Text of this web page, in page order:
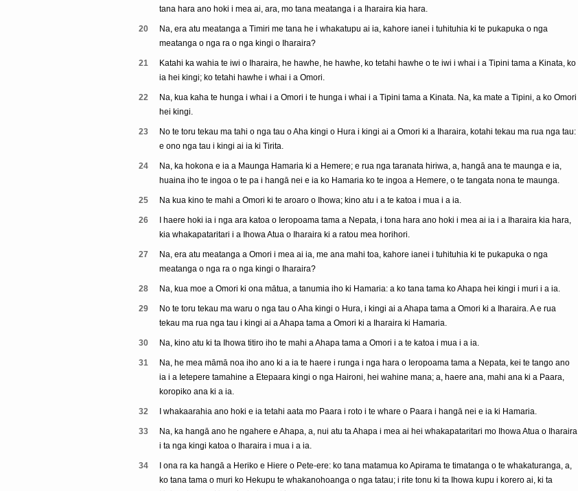
tana hara ano hoki i mea ai, ara, mo tana meatanga i a Iharaira kia hara.
20
Na, era atu meatanga a Timiri me tana he i whakatupu ai ia, kahore ianei i tuhituhia ki te pukapuka o nga
meatanga o nga ra o nga kingi o Iharaira?
21
Katahi ka wahia te iwi o Iharaira, he hawhe, he hawhe, ko tetahi hawhe o te iwi i whai i a Tipini tama a Kinata, ko
ia hei kingi; ko tetahi hawhe i whai i a Omori.
22
Na, kua kaha te hunga i whai i a Omori i te hunga i whai i a Tipini tama a Kinata. Na, ka mate a Tipini, a ko Omori
hei kingi.
23
No te toru tekau ma tahi o nga tau o Aha kingi o Hura i kingi ai a Omori ki a Iharaira, kotahi tekau ma rua nga tau:
e ono nga tau i kingi ai ia ki Tirita.
24
Na, ka hokona e ia a Maunga Hamaria ki a Hemere; e rua nga taranata hiriwa, a, hangā ana te maunga e ia,
huaina iho te ingoa o te pa i hangā nei e ia ko Hamaria ko te ingoa a Hemere, o te tangata nona te maunga.
25 Na kua kino te mahi a Omori ki te aroaro o Ihowa; kino atu i a te katoa i mua i a ia.
26
I haere hoki ia i nga ara katoa o Ieropoama tama a Nepata, i tona hara ano hoki i mea ai ia i a Iharaira kia hara,
kia whakapataritari i a Ihowa Atua o Iharaira ki a ratou mea horihori.
27
Na, era atu meatanga a Omori i mea ai ia, me ana mahi toa, kahore ianei i tuhituhia ki te pukapuka o nga
meatanga o nga ra o nga kingi o Iharaira?
28 Na, kua moe a Omori ki ona mātua, a tanumia iho ki Hamaria: a ko tana tama ko Ahapa hei kingi i muri i a ia.
29
No te toru tekau ma waru o nga tau o Aha kingi o Hura, i kingi ai a Ahapa tama a Omori ki a Iharaira. A e rua
tekau ma rua nga tau i kingi ai a Ahapa tama a Omori ki a Iharaira ki Hamaria.
30 Na, kino atu ki ta Ihowa titiro iho te mahi a Ahapa tama a Omori i a te katoa i mua i a ia.
31
Na, he mea māmā noa iho ano ki a ia te haere i runga i nga hara o Ieropoama tama a Nepata, kei te tango ano
ia i a Ietepere tamahine a Etepaara kingi o nga Haironi, hei wahine mana; a, haere ana, mahi ana ki a Paara,
koropiko ana ki a ia.
32 I whakaarahia ano hoki e ia tetahi aata mo Paara i roto i te whare o Paara i hangā nei e ia ki Hamaria.
33
Na, ka hangā ano he ngahere e Ahapa, a, nui atu ta Ahapa i mea ai hei whakapataritari mo Ihowa Atua o Iharaira
i ta nga kingi katoa o Iharaira i mua i a ia.
34
I ona ra ka hangā a Heriko e Hiere o Pete-ere: ko tana matamua ko Apirama te timatanga o te whakaturanga, a,
ko tana tama o muri ko Hekupu te whakanohoanga o nga tatau; i rite tonu ki ta Ihowa kupu i korero ai, ki ta